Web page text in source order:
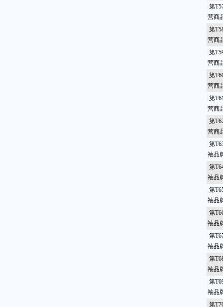
第
营商
第
营商
第
营商
第
营商
第
营商
第
营商
第
袖品
第
袖品
第
袖品
第
袖品
第
袖品
第
袖品
第
袖品
第